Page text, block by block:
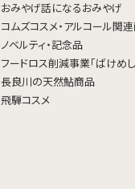
おみやげ話になるおみやげ
コムズコスメ・アルコール関
ノベルティ・記念品
フードロス削減事業「ばけめし
長良川の天然鮎商品
飛騨コスメ